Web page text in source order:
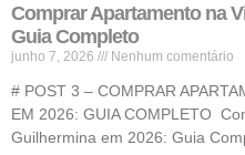
Comprar Apartamento na
Guia Completo
junho 7, 2026 Nenhum comentário
# POST 3 – COMPRAR
EM 2026: GUIA COMPLETO
Guilhermina em 2026: Guia